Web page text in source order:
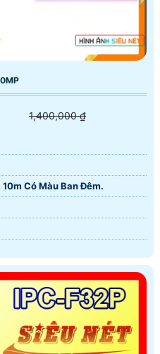
1,400,000 ₫
Có Màu Ban Ðêm.